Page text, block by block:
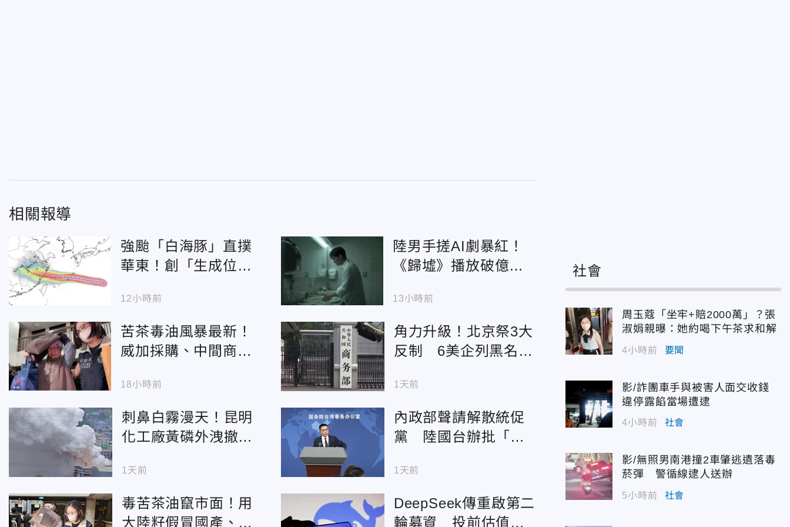
相關報導
強颱「白海豚」直撲
華東！創「生成位置
雨災情
12小時前
陸男手搓AI劇暴紅！
《歸墟》播放破億
台幣
13小時前
苦茶毒油風暴最新！
威加採購、中間商
18小時前
角力升級！北京祭3大
反制 6美企列黑名
1天前
刺鼻白霧漫天！昆明
化工廠黃磷外洩撤千
1天前
內政部聲請解散統促
黨 陸國台辦批「綠
1天前
毒苦茶油竄市面！用
大陸籽假冒國產、威
DeepSeek傳重啟第二
輪募資 投前估值衝
社會
周玉蔻「坐牢+賠2000萬」？張
淑娟親曝：她約喝下午茶求和解
4小時前 要聞
影/詐團車手與被害人面交收錢
違停露餡當場遭逮
4小時前 社會
影/無照男南港撞2車肇逃遺落毒
菸彈 警循線逮人送辦
5小時前 社會